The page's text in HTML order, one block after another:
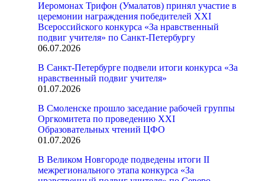
Иеромонах Трифон (Умалатов) принял участие в
церемонии награждения победителей XXI
Всероссийского конкурса «За нравственный
подвиг учителя» по Санкт-Петербургу
06.07.2026
В Санкт-Петербурге подвели итоги конкурса «За
нравственный подвиг учителя»
01.07.2026
В Смоленске прошло заседание рабочей группы
Оргкомитета по проведению XXI
Образовательных чтений ЦФО
01.07.2026
В Великом Новгороде подведены итоги II
межрегионального этапа конкурса «За